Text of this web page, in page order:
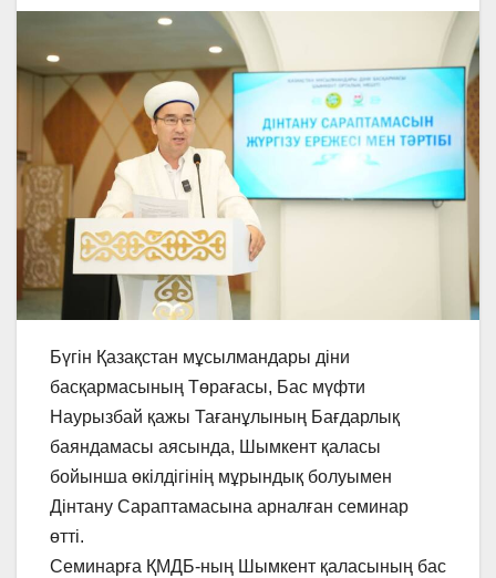
Бүгін Қазақстан мұсылмандары діни
басқармасының Төрағасы, Бас мүфти
Наурызбай қажы Тағанұлының Бағдарлық
баяндамасы аясында, Шымкент қаласы
бойынша өкілдігінің мұрындық болуымен
Дінтану Сараптамасына арналған семинар
өтті.
Семинарға ҚМДБ-ның Шымкент қаласының бас